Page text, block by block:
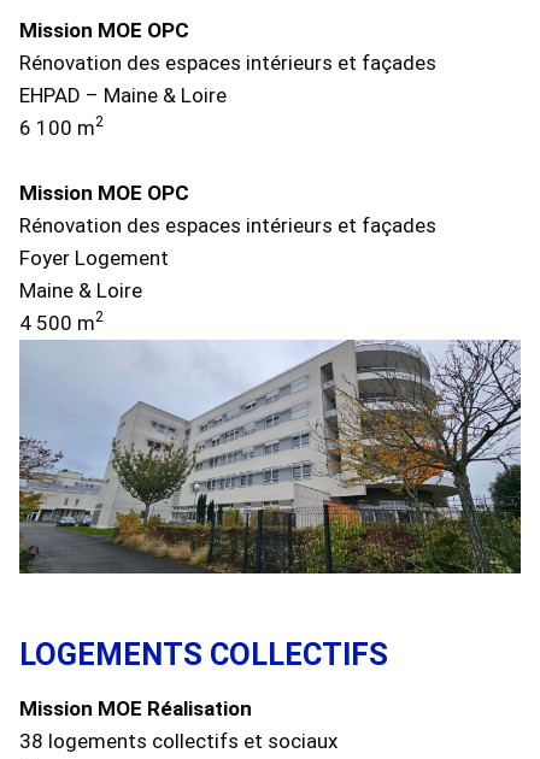
Mission MOE OPC
Rénovation des espaces intérieurs et façades
EHPAD – Maine & Loire
6 100 m2
Mission MOE OPC
Rénovation des espaces intérieurs et façades
Foyer Logement
Maine & Loire
4 500 m2
LOGEMENTS COLLECTIFS
Mission MOE Réalisation
38 logements collectifs et sociaux